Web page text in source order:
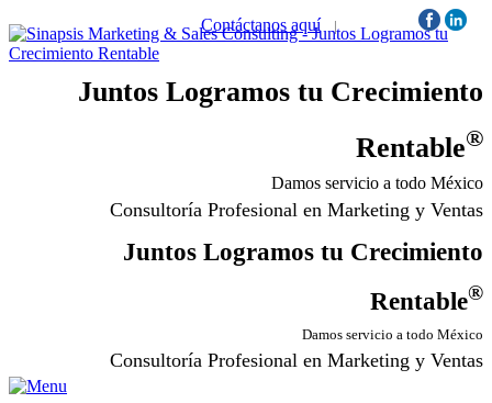
Contáctanos aquí | Síguenos:
Juntos Logramos tu Crecimiento
Rentable®
Damos servicio a todo México
Consultoría Profesional en Marketing y Ventas
Juntos Logramos tu Crecimiento
Rentable®
Damos servicio a todo México
Consultoría Profesional en Marketing y Ventas